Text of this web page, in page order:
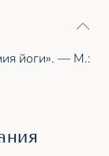
йоги». — М.: